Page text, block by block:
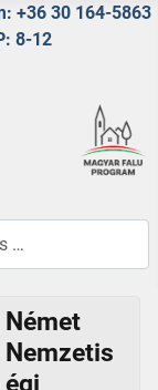
+36 30 164-5863
8-12
Német
Nemzetis
égi